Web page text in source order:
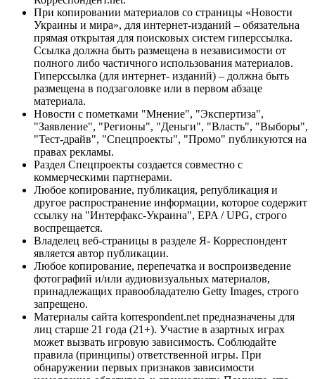
При копировании материалов со страницы «Новости
Украины и мира», для интернет-изданий – обязательна
прямая открытая для поисковых систем гиперссылка.
Ссылка должна быть размещена в независимости от
полного либо частичного использования материалов.
Гиперссылка (для интернет- изданий) – должна быть
размещена в подзаголовке или в первом абзаце
материала.
Новости с пометками "Мнение", "Экспертиза",
"Заявление", "Регионы", "Деньги", "Власть", "Выборы",
"Тест-драйв", "Спецпроекты", "Промо" публикуются на
правах рекламы.
Раздел Спецпроекты создается совместно с
коммерческими партнерами.
Любое копирование, публикация, републикация и
другое распространение информации, которое содержит
ссылку на "Интерфакс-Украина", EPA / UPG, строго
воспрещается.
Владелец веб-страницы в разделе Я- Корреспондент
является автор публикации.
Любое копирование, перепечатка и воспроизведение
фотографий и/или аудиовизуальных материалов,
принадлежащих правообладателю Getty Images, строго
запрещено.
Материалы сайта korrespondent.net предназначены для
лиц старше 21 года (21+). Участие в азартных играх
может вызвать игровую зависимость. Соблюдайте
правила (принципы) ответственной игры. При
обнаружении первых признаков зависимости